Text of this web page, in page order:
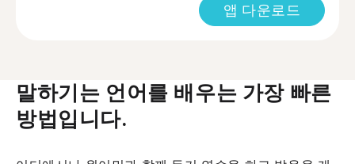
앱 다운로드
말하기는 언어를 배우는 가장 빠른
방법입니다.